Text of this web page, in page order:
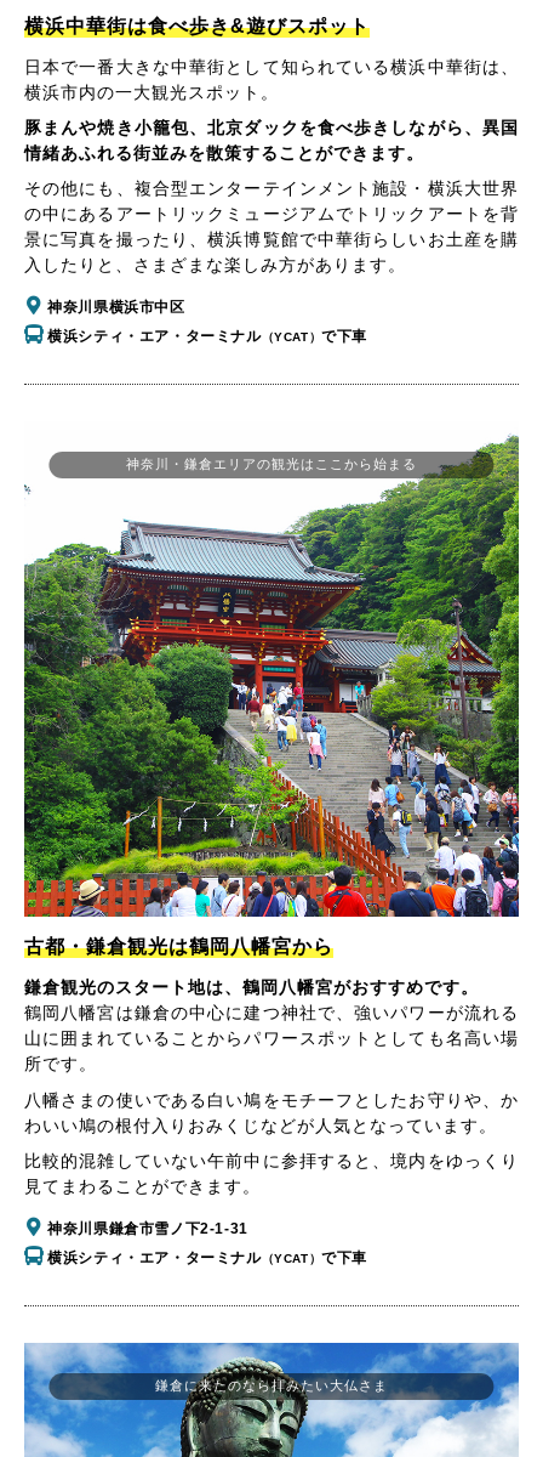
横浜中華街は食べ歩き&遊びスポット
日本で一番大きな中華街として知られている横浜中華街は、
横浜市内の一大観光スポット。
豚まんや焼き小籠包、北京ダックを食べ歩きしながら、異国
情緒あふれる街並みを散策することができます。
その他にも、複合型エンターテインメント施設・横浜大世界
の中にあるアートリックミュージアムでトリックアートを背
景に写真を撮ったり、横浜博覧館で中華街らしいお土産を購
入したりと、さまざまな楽しみ方があります。
神奈川県横浜市中区
横浜シティ・エア・ターミナル（YCAT）で下車
神奈川・鎌倉エリアの観光はここから始まる
古都・鎌倉観光は鶴岡八幡宮から
鎌倉観光のスタート地は、鶴岡八幡宮がおすすめです。
鶴岡八幡宮は鎌倉の中心に建つ神社で、強いパワーが流れる
山に囲まれていることからパワースポットとしても名高い場
所です。
八幡さまの使いである白い鳩をモチーフとしたお守りや、か
わいい鳩の根付入りおみくじなどが人気となっています。
比較的混雑していない午前中に参拝すると、境内をゆっくり
見てまわることができます。
神奈川県鎌倉市雪ノ下2-1-31
横浜シティ・エア・ターミナル（YCAT）で下車
鎌倉に来たのなら拝みたい大仏さま